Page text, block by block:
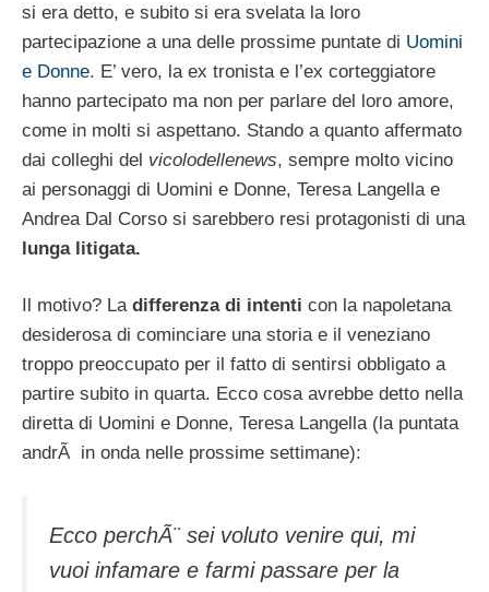
si era detto, e subito si era svelata la loro
partecipazione a una delle prossime puntate di Uomini
e Donne. E’ vero, la ex tronista e l’ex corteggiatore
hanno partecipato ma non per parlare del loro amore,
come in molti si aspettano. Stando a quanto affermato
dai colleghi del vicolodellenews, sempre molto vicino
ai personaggi di Uomini e Donne, Teresa Langella e
Andrea Dal Corso si sarebbero resi protagonisti di una
lunga litigata.
Il motivo? Ladifferenza di intenti con la napoletana
desiderosa di cominciare una storia e il veneziano
troppo preoccupato per il fatto di sentirsi obbligato a
partire subito in quarta. Ecco cosa avrebbe detto nella
diretta di Uomini e Donne, Teresa Langella (la puntata
andrÃ in onda nelle prossime settimane):
Ecco perchÃ¨ sei voluto venire qui, mi
vuoi infamare e farmi passare per la